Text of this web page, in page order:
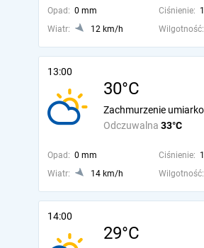
Opad: 0 mm Ciśnienie:
Wiatr:
12 km/h Wilgotność:
13:00
30°C
Odczuwalna 33°C
Zachmurzenie
Opad: 0 mm Ciśnienie:
Wiatr:
14 km/h Wilgotność:
14:00
29°C